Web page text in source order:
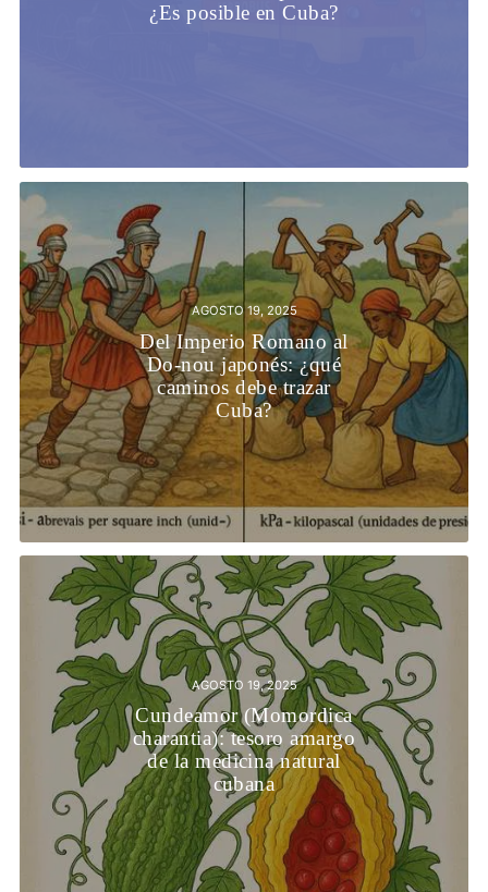
¿Es posible en Cuba?
AGOSTO 19, 2025
Del Imperio Romano al
Do-nou japonés: ¿qué
caminos debe trazar
Cuba?
AGOSTO 19, 2025
Cundeamor (Momordica
charantia): tesoro amargo
de la medicina natural
cubana